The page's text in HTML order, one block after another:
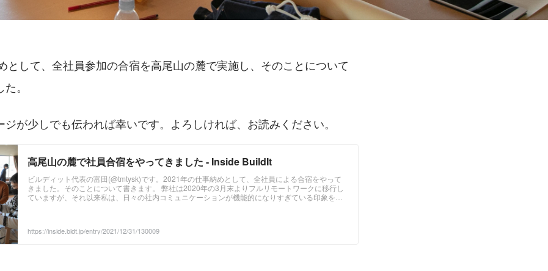
として、全社員参加の合宿を高尾山の麓で実施し、そのことについて
。
が少しでも伝われば幸いです。よろしければ、お読みください。
高尾山の麓で社員合宿をやってきました - Inside BuildIt
ビルディット代表の富田(@tmtysk)です。2021年の仕事納めとして、全社員による合宿をやって
きました。そのことについて書きます。 弊社は2020年の3月末よりフルリモートワークに移行し
ていますが、それ以来私は、日々の社内コミュニケーションが機能的になりすぎている印象を持
https://inside.bldt.jp/entry/2021/12/31/130009